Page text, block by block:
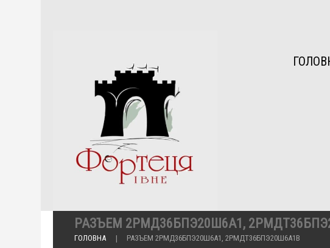
РАЗЪЕМ 2РМД36БПЭ20Ш6А1,
ГОЛОВНА РАЗЪЕМ 2РМД36БПЭ20Ш6А1, 2РМДТ36БПЭ20Ш6А1В